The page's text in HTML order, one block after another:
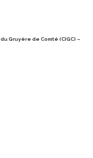
Gruyère de Comté (CIGC) –